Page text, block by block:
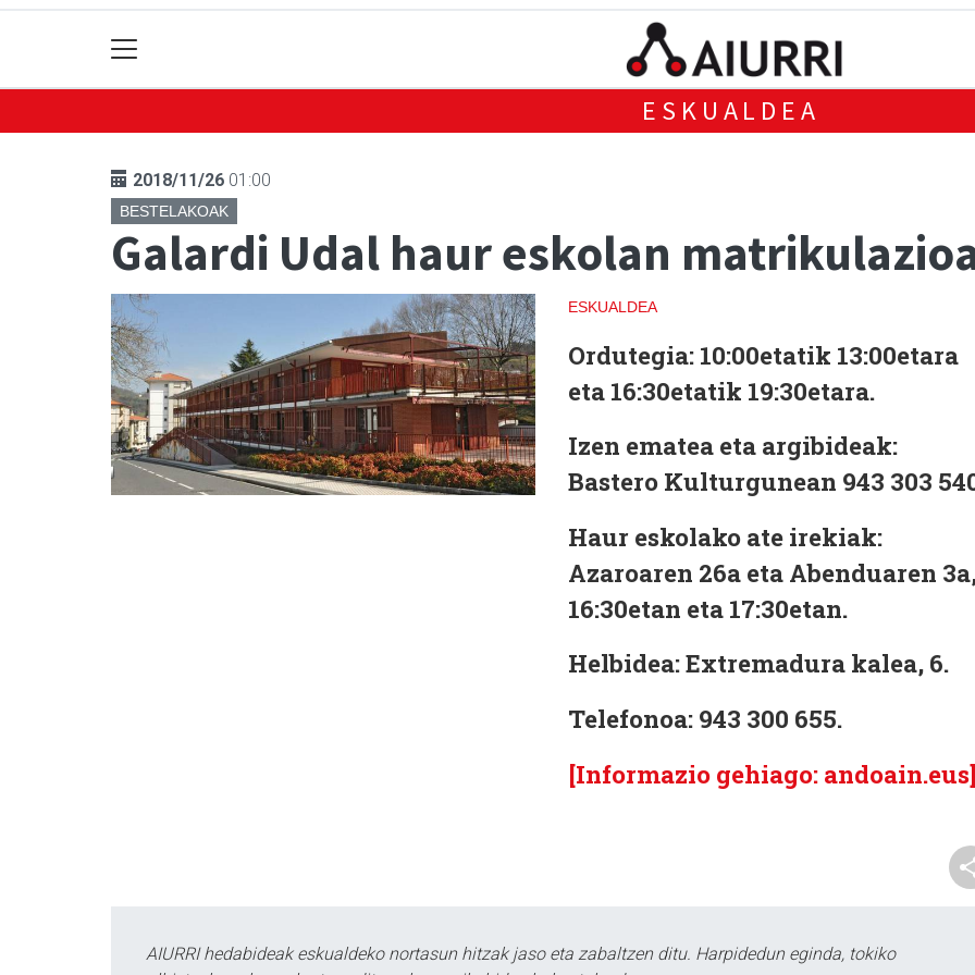
ESKUALDEA
2018/11/26 01:00
BESTELAKOAK
Galardi Udal haur eskolan
ESKUALDEA
Ordutegia: 10:00etatik 13:00etara
eta 16:30etatik 19:30etara.
Izen ematea eta argibideak:
Bastero Kulturgunean 943 303
Haur eskolako ate irekiak:
Azaroaren 26a eta Abenduaren
16:30etan eta 17:30etan.
Helbidea:Extremadura kalea, 6.
Telefonoa: 943 300 655.
[Informazio gehiago:
AIURRI hedabideak eskualdeko nortasun hitzak jaso eta zabaltzen ditu. Harpidedun eginda, tokiko